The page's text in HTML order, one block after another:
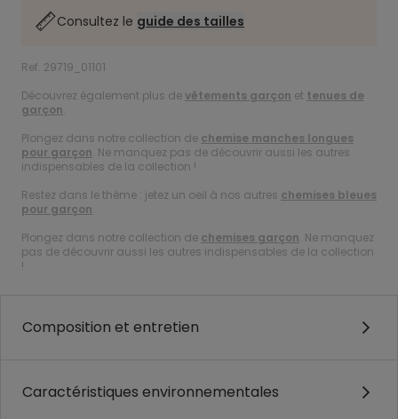
Consultez le guide des tailles
Ref. 29719_01101
Découvrez également plus devêtements garçon et tenues de
garçon.
Plongez dans notre collection de chemise manches longues
pour garçon. Ne manquez pas de découvrir aussi les autres
indispensables de la collection !
Restez dans le thème : jetez un oeil à nos autres chemises bleues
pour garçon.
Plongez dans notre collection de chemises garçon. Ne manquez
pas de découvrir aussi les autres indispensables de la collection
!
Composition et entretien
Caractéristiques environnementales